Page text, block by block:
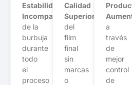
Estabilidad
Incomparable
de la
burbuja
durante
todo
el
proceso
Calidad
Superior
del
film
final
sin
marcas
o
a
través
de
mejor
control
de